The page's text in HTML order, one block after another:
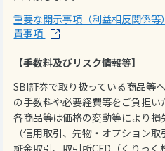
重要な開示事項（利益相反関係等
責事項
【手数料及びリスク情報等】
SBI証券で取り扱っている商品等
の手数料や必要経費等をご負担い
各商品等は価格の変動等により
（信用取引、先物・オプション
証金取引、取引所CFD（くりっく